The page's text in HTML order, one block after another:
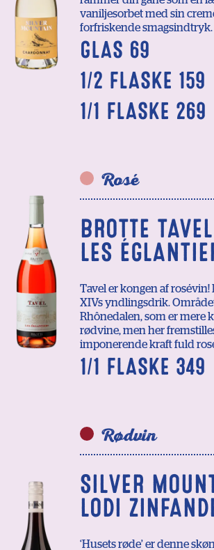
vaniljesorbet med sin
forfriskende smagsindtryk.
GLAS 69
1/2 FLASKE 159
1/1 FLASKE 269
Rosé
BROTTE
LES
Tavel er kongen af
XIVs yndlingsdrik.
Rhônedalen, som er mere
rødvine, men her
imponerende kraft fuld
1/1 FLASKE 349
Rødvin
SILVER
LODI
‘Husets røde’ er denne